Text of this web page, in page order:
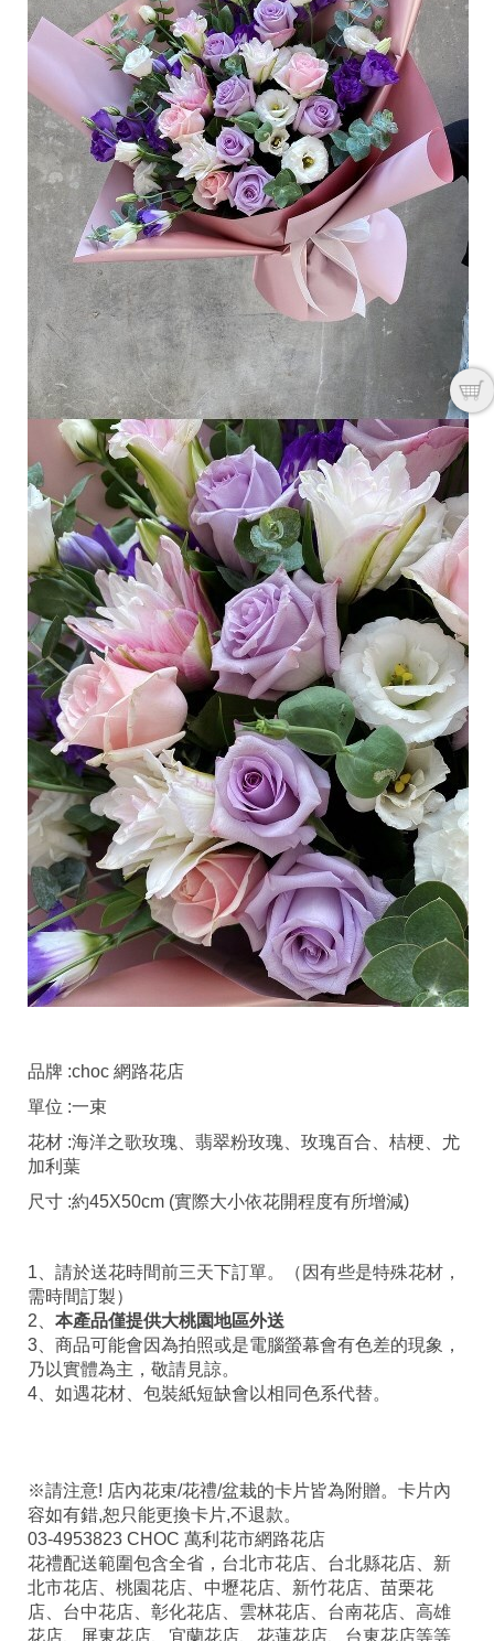
品牌 :choc 網路花店
單位 :一束
花材 :海洋之歌玫瑰、翡翠粉玫瑰、玫瑰百合、桔梗、尤
加利葉
尺寸 :約45X50cm (實際大小依花開程度有所增減)
1、請於送花時間前三天下訂單。
（因有些是特殊花材，
需時間訂製）
2、 本產品僅提供大桃園地區外送
3、商品可能會因為拍照或是電腦螢幕會有色差的現象，
乃以實體為主，敬請見諒。
4、如遇花材、包裝紙短缺會以相同色系代替。
※請注意! 店內花束/花禮/盆栽的卡片皆為附贈。卡片內
容如有錯,恕只能更換卡片,不退款。
03-4953823 CHOC 萬利花市網路花店
花禮配送範圍包含全省，台北市花店、台北縣花店、新
北市花店、桃園花店、中壢花店、新竹花店、苗栗花
店、台中花店、彰化花店、雲林花店、台南花店、高雄
花店、屏東花店、宜蘭花店、花蓮花店、台東花店等等